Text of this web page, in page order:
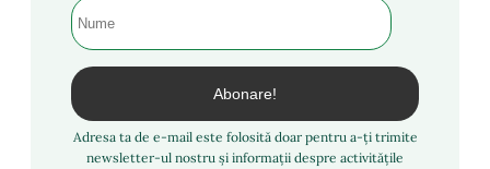
Adresa ta de e-mail este folosită doar pentru a-ți trimite
newsletter-ul nostru și informații despre activitățile